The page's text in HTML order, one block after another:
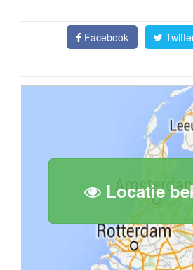
Facebook
Locatie